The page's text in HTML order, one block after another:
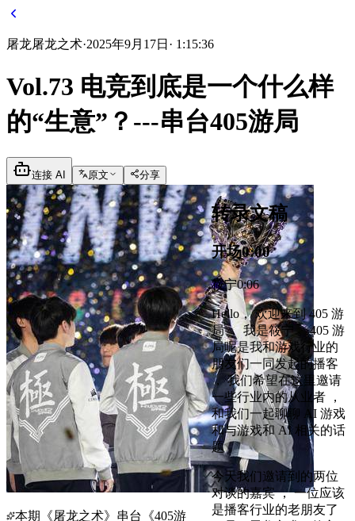
屠龙屠龙之术·2025年9月17日 · 1:15:36
Vol.73 电竞到底是一个什么样
的“生意”？---串台405游局
连接 AI 原文 分享
本期《屠龙之术》串台《405游
转录文稿
开场0:00
筱宁0:06
Hello， 欢迎来到 405 游
局 ， 我是筱宁 。405 游
局呢是我和游戏行业的
朋友们一同发起的播客
， 我们希望在这里邀请
一些行业内的从业者 ，
和我们一起聊聊 AI 游戏
和与游戏和 AI 相关的话
题 。
今天我们邀请到的两位
对谈的嘉宾 ， 一位应该
是播客行业的老朋友了